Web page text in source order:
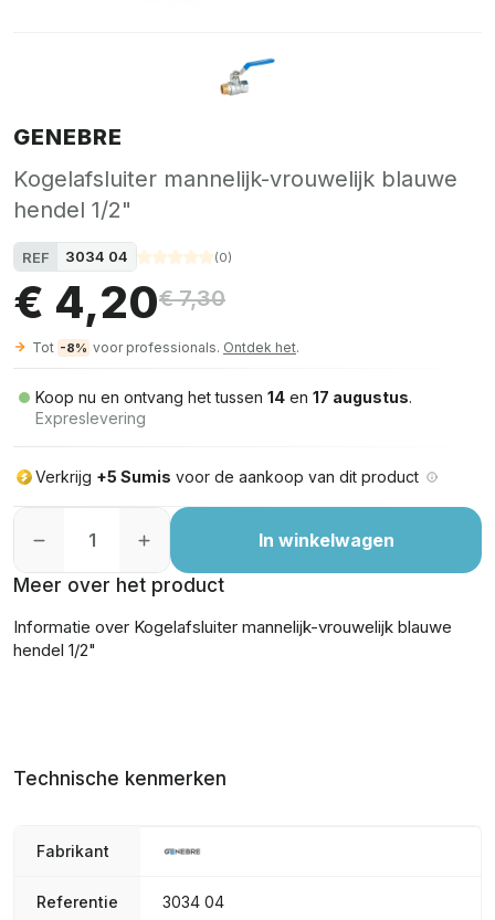
GENEBRE
Kogelafsluiter mannelijk-vrouwelijk blauwe
hendel 1/2"
REF 3034 04 (0)
€ 4,20€ 7,30
Tot -8% voor professionals. Ontdek het.
Koop nu en ontvang het tussen 14 en 17 augustus.
Expreslevering
Verkrijg +5 Sumis voor de aankoop van dit product
In winkelwagen
Meer over het product
Informatie over Kogelafsluiter mannelijk-vrouwelijk blauwe
hendel 1/2"
Technische kenmerken
Fabrikant
Referentie 3034 04